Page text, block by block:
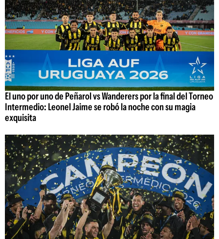
El uno por uno de Peñarol vs Wanderers por la final del Torneo
Intermedio: Leonel Jaime se robó la noche con su magia
exquisita